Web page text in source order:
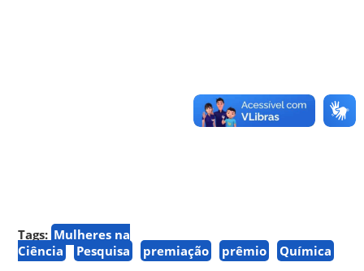
Tags: Mulheres na
Ciência
Pesquisa premiação prêmio Química